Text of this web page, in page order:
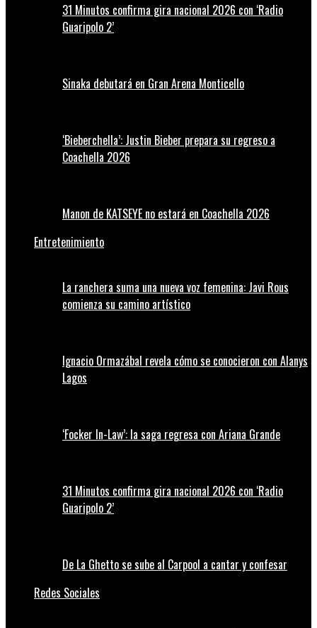
31 Minutos confirma gira nacional 2026 con ‘Radio
Guaripolo 2’
Sinaka debutará en Gran Arena Monticello
‘Bieberchella’: Justin Bieber prepara su regreso a
Coachella 2026
Manon de KATSEYE no estará en Coachella 2026
Entretenimiento
La ranchera suma una nueva voz femenina: Javi Rous
comienza su camino artístico
Ignacio Ormazábal revela cómo se conocieron con Alanys
Lagos
‘Focker In-Law’: la saga regresa con Ariana Grande
31 Minutos confirma gira nacional 2026 con ‘Radio
Guaripolo 2’
De La Ghetto se sube al Carpool a cantar y confesar
Redes Sociales